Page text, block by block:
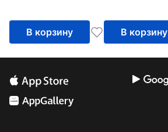
В корзину В корзину